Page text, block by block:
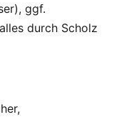
ggf.
durch Scholz